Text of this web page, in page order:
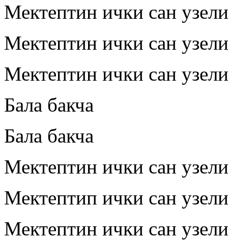
Мектептин ички сан
Мектептин ички сан
Мектептин ички сан
Бала бакча
Бала бакча
Мектептин ички сан
Мектептип ички сан
Мектептин ички сан